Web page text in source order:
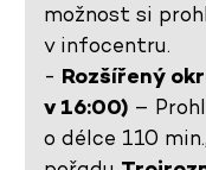
možnost si
v infocentru.
- Rozšířený
v 16:00) –
o délce 110